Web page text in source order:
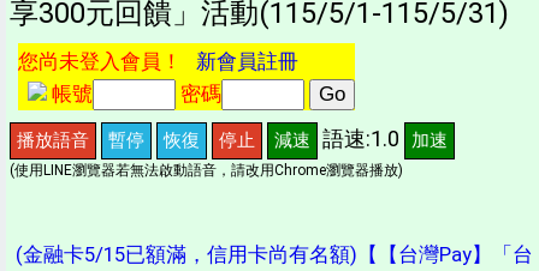
享300元回饋」活動(115/5/1-115/5/31)
您尚未登入會員！ 新會員註冊
帳號
密碼
播放語音 暫停 恢復 停止 減速 語速:1.0 加速
(使用LINE瀏覽器若無法啟動語音，請改用Chrome瀏覽器播放)
(金融卡5/15已額滿，信用卡尚有名額)【【台灣Pay】「台